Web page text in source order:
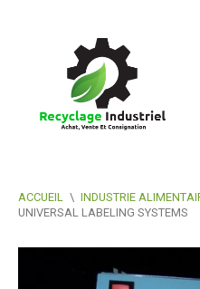
ACCUEIL \ INDUSTRIE
UNIVERSAL LABELING SYSTEMS